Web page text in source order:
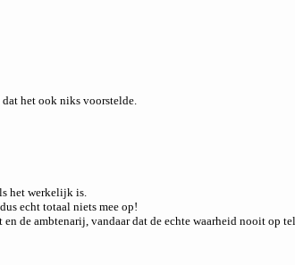
het ook niks voorstelde.
het werkelijk is.
echt totaal niets mee op!
de ambtenarij, vandaar dat de echte waarheid nooit op